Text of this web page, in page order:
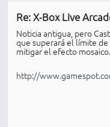
Re: X-Box Live
Noticia antigua, pero
que superará el límite
mitigar el efecto
http://